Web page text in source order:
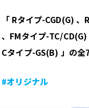
「 Rタイプ-CGD(G)
、FMタイプ-TC/
Cタイプ-GS(B) 」の全
#オリジナル